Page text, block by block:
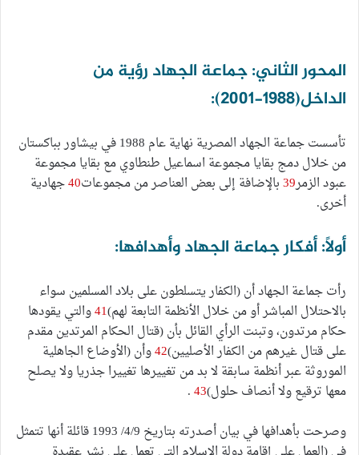
المحور الثاني: جماعة الجهاد رؤية من
الداخل(١٩٨٨-2001):
تأسست جماعة الجهاد المصرية نهاية عام 1988 في بيشاور بباكستان
من خلال دمج بقايا مجموعة اسماعيل طنطاوي مع بقايا مجموعة
عبود الزمر39بالإضافة إلى بعض العناصر من مجموعات40جهادية
أخرى.
أولاً: أفكار جماعة الجهاد وأهدافها:
رأت جماعة الجهاد أن (الكفار يتسلطون على بلاد المسلمين سواء
بالاحتلال المباشر أو من خلال الأنظمة التابعة لهم)41والتي يقودها
حكام مرتدون، وتبنت الرأي القائل بأن (قتال الحكام المرتدين مقدم
على قتال غيرهم من الكفار الأصليين)42وأن (الأوضاع الجاهلية
الموروثة عبر أنظمة سابقة لا بد من تغييرها تغييرا جذريا ولا يصلح
معها ترقيع ولا أنصاف حلول)43
.
وصرحت بأهدافها في بيان أصدرته بتاريخ 4/9/ 1993 قائلة أنها تتمثل